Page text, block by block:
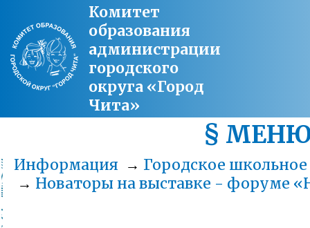
Комитет
образования
администрации
городского
округа «Город
Чита»
§
Информация → Городское
→ Новаторы на выставке - форуме